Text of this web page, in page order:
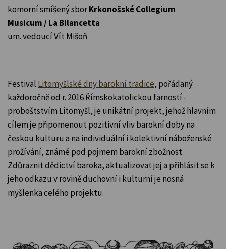
komorní smíšený sborKrkonošské Collegium
Musicum / La Bilancetta
um. vedoucí Vít Mišoň
Festival Litomyšlské dny barokní tradice, pořádaný
každoročně od r. 2016 Římskokatolickou farností -
proboštstvím Litomyšl, je unikátní projekt, jehož hlavním
cílem je připomenout pozitivní vliv barokní doby na
českou kulturu a na individuální i kolektivní náboženské
prožívání, známé pod pojmem barokní zbožnost.
Zdůraznit dědictví baroka, aktualizovat jej a přihlásit se k
jeho odkazu v rovině duchovní i kulturní je nosná
myšlenka celého projektu.